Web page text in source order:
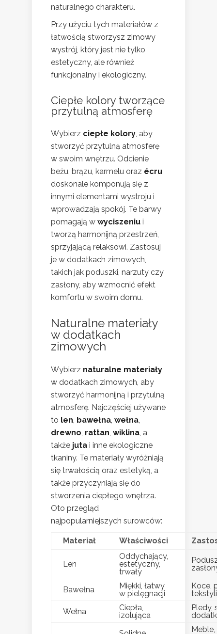
naturalnego charakteru.
Przy użyciu tych materiałów z
łatwością stworzysz zimowy
wystrój, który jest nie tylko
estetyczny, ale również
funkcjonalny i ekologiczny.
Ciepłe kolory tworzące
przytulną atmosferę
Wybierz ciepłe kolory, aby
stworzyć przytulną atmosferę
w swoim wnętrzu. Odcienie
beżu, brązu, karmelu oraz écru
doskonale komponują się z
innymi elementami wystroju i
wprowadzają spokój. Te barwy
pomagają w wyciszeniu i
tworzą harmonijną przestrzeń,
sprzyjającą relaksowi. Zastosuj
je w dodatkach zimowych,
takich jak poduszki, narzuty czy
zasłony, aby wzmocnić efekt
komfortu w swoim domu.
Naturalne materiały
w dodatkach
zimowych
Wybierz naturalne materiały
w dodatkach zimowych, aby
stworzyć harmonijną i przytulną
atmosferę. Najczęściej używane
to len, bawełna, wełna,
drewno, rattan, wiklina, a
także juta i inne ekologiczne
tkaniny. Te materiały wyróżniają
się trwałością oraz estetyką, a
także przyczyniają się do
stworzenia ciepłego wnętrza.
Oto przegląd
najpopularniejszych surowców:
Materiał Właściwości
Len
Oddychający,
estetyczny,
trwały
Bawełna
Miękki, łatwy
w pielęgnacji
Koce,
Wełna
Ciepła,
izolująca
Pledy,
Meble,